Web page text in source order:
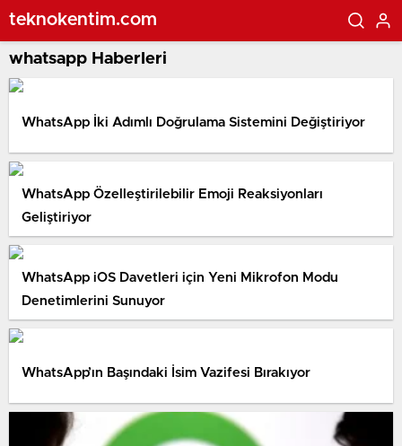
teknokentim.com
whatsapp Haberleri
WhatsApp İki Adımlı Doğrulama Sistemini Değiştiriyor
WhatsApp Özelleştirilebilir Emoji Reaksiyonları
Geliştiriyor
WhatsApp iOS Davetleri için Yeni Mikrofon Modu
Denetimlerini Sunuyor
WhatsApp’ın Başındaki İsim Vazifesi Bırakıyor